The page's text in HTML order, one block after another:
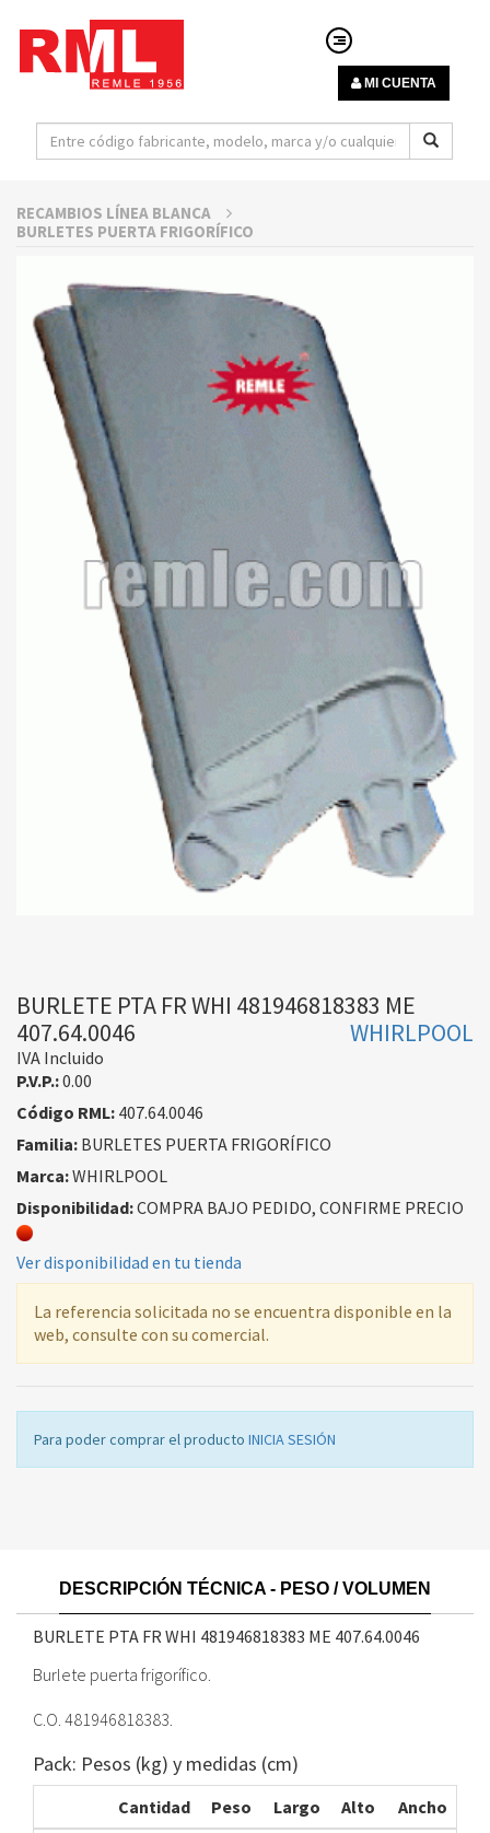
MI CUENTA
RECAMBIOS LÍNEA BLANCA
BURLETES PUERTA FRIGORÍFICO
BURLETE PTA FR WHI 481946818383 ME
407.64.0046
WHIRLPOOL
IVA Incluido
P.V.P.:0.00
Código RML: 407.64.0046
Familia: BURLETES PUERTA FRIGORÍFICO
Marca:WHIRLPOOL
Disponibilidad:COMPRA BAJO PEDIDO, CONFIRME PRECIO
Ver disponibilidad en tu tienda
La referencia solicitada no se encuentra disponible en la
web, consulte con su comercial.
Para poder comprar el producto INICIA SESIÓN
DESCRIPCIÓN TÉCNICA - PESO / VOLUMEN
BURLETE PTA FR WHI 481946818383 ME 407.64.0046
Burlete puerta frigorífico.
C.O. 481946818383.
Pack: Pesos (kg) y medidas (cm)
Cantidad Peso Largo Alto
Ancho